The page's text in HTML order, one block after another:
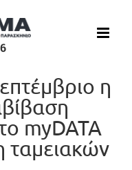
η
myDATA
ταμειακών